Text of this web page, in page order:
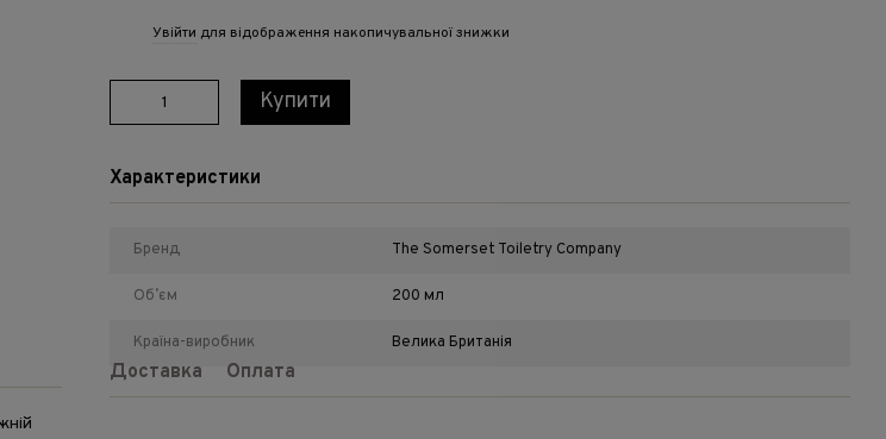
Увійти для відображення накопичувальної знижки
Купити
Характеристики
Бренд The Somerset Toiletry Company
Обʼєм 200 мл
Країна-виробник Велика Британія
Доставка Оплата